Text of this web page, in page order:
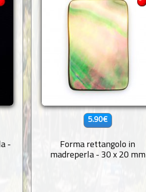
-
5.90€
Forma rettangolo in
madreperla - 30 x 20 mm